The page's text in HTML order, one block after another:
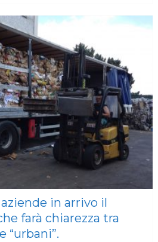
in arrivo il
farà chiarezza tra
“urbani”.